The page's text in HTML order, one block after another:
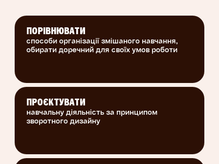
ПОРІВНЮВАТИ
способи організації змішаного навчання,
обирати доречний для своїх умов роботи
ПРОЄКТУВАТИ
навчальну діяльність за принципом
зворотного дизайну